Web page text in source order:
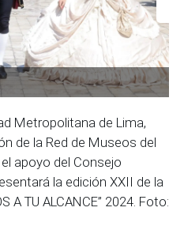
Metropolitana de Lima,
de la Red de Museos del
apoyo del Consejo
la edición XXII de la
A TU ALCANCE” 2024. Foto: